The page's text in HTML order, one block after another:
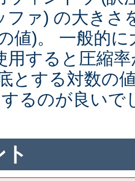
ファ) の大きさ
値)。 一般的
用すると圧縮
とする対数の
るのが良いで